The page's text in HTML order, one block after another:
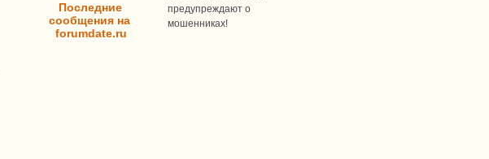
Последние
сообщения на
forumdate.ru
предупреждают о
мошенниках!